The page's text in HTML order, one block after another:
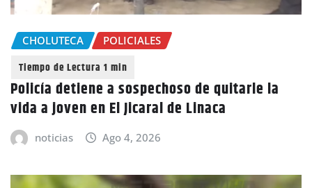
CHOLUTECA POLICIALES
Policía detiene a sospechoso de quitarle la
vida a joven en El Jicaral de Linaca
noticias Ago 4, 2026